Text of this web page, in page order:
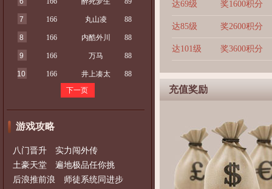
7 166 丸山凌 88
8 166 内酷外川 88
9 166 万马 88
10 166 井上凑太
88
下一页
游戏攻略
八门晋升 实力闯外传
土豪天堂 遍地极品任你挑
后浪推前浪 师徒系统同进步
达69级 奖1600积分
达85级 奖2600积分
达101级 奖3600积分
充值奖励